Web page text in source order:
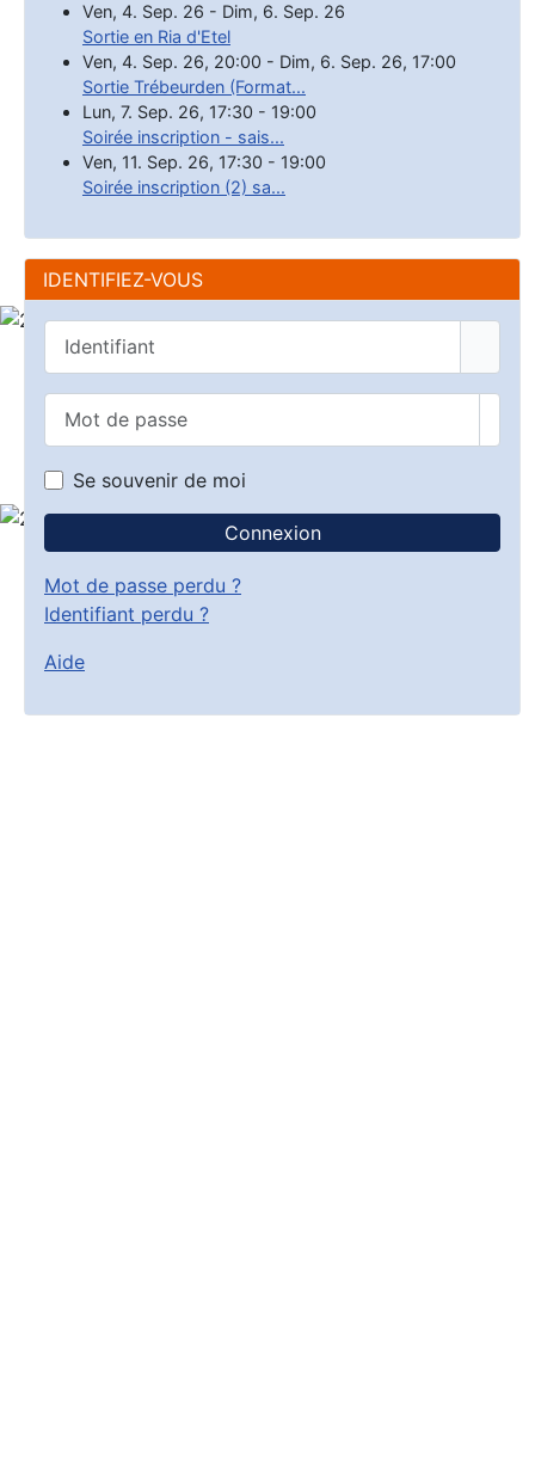
Ven, 4. Sep. 26 - Dim, 6. Sep. 26
Sortie en Ria d'Etel
Ven, 4. Sep. 26, 20:00 - Dim, 6. Sep. 26, 17:00
Sortie Trébeurden (Format...
Lun, 7. Sep. 26, 17:30 - 19:00
Soirée inscription - sais...
Ven, 11. Sep. 26, 17:30 - 19:00
Soirée inscription (2) sa...
IDENTIFIEZ-VOUS
Se souvenir de moi
Connexion
Mot de passe perdu ?
Identifiant perdu ?
Aide